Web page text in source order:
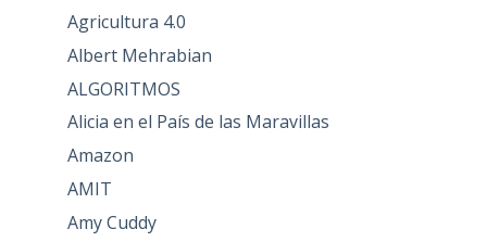
Agricultura 4.0
Albert Mehrabian
ALGORITMOS
Alicia en el País de las Maravillas
Amazon
AMIT
Amy Cuddy